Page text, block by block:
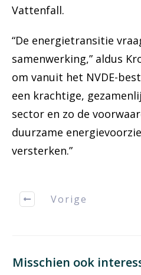
Vattenfall.
“De energietransitie
samenwerking,” aldus
om vanuit het NVDE-
een krachtige,
sector en zo de
duurzame
versterken.”
Vorige
Misschien ook